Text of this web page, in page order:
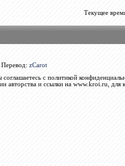
Текущее
zCarot
с политикой
авторства и ссылки на www.kroi.ru, для